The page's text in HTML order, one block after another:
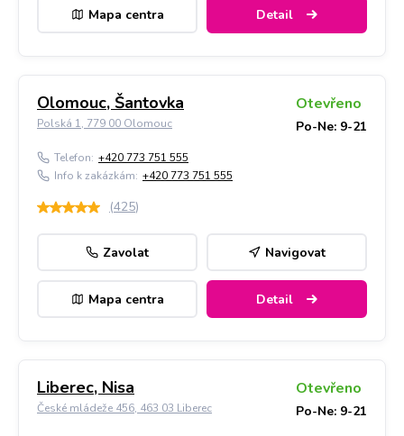
Mapa centra Detail
Olomouc, Šantovka
Polská 1, 779 00 Olomouc
Otevřeno
Po-Ne: 9-21
Telefon: +420 773 751 555
Info k zakázkám: +420 773 751 555
(425)
Zavolat Navigovat
Mapa centra Detail
Liberec, Nisa
České mládeže 456, 463 03 Liberec
Otevřeno
Po-Ne: 9-21